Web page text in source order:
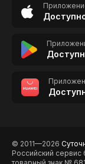
© 2011—2026
Российский